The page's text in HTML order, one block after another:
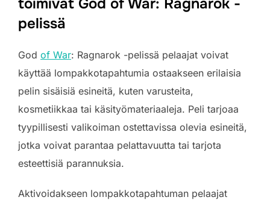
pelissä
God of War: Ragnarok -pelissä pelaajat voivat
käyttää lompakkotapahtumia ostaakseen erilaisia
pelin sisäisiä esineitä, kuten varusteita,
kosmetiikkaa tai käsityömateriaaleja. Peli tarjoaa
tyypillisesti valikoiman ostettavissa olevia esineitä,
jotka voivat parantaa pelattavuutta tai tarjota
esteettisiä parannuksia.
Aktivoidakseen lompakkotapahtuman pelaajat